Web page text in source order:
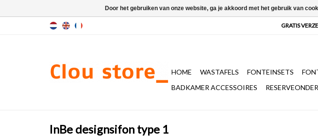
HOME WASTAFELS FONTEINSETS
BADKAMER ACCESSOIRES
InBe designsifon type 1
Door het gebruiken van onze website, ga je akkoord met het gebruik van